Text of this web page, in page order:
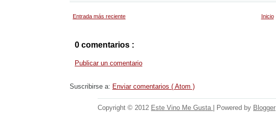
Entrada más reciente Inicio
0 comentarios :
Publicar un comentario
Suscribirse a: Enviar comentarios ( Atom )
Copyright © 2012 Este Vino Me Gusta | Powered by Blogger